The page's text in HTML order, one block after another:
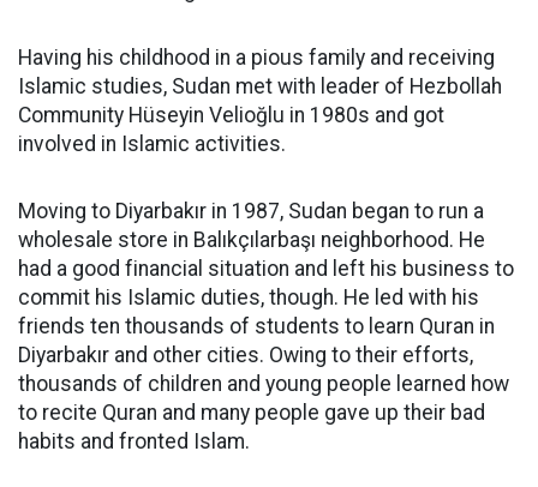
Having his childhood in a pious family and receiving
Islamic studies, Sudan met with leader of Hezbollah
Community Hüseyin Velioğlu in 1980s and got
involved in Islamic activities.
Moving to Diyarbakır in 1987, Sudan began to run a
wholesale store in Balıkçılarbaşı neighborhood. He
had a good financial situation and left his business to
commit his Islamic duties, though. He led with his
friends ten thousands of students to learn Quran in
Diyarbakır and other cities. Owing to their efforts,
thousands of children and young people learned how
to recite Quran and many people gave up their bad
habits and fronted Islam.